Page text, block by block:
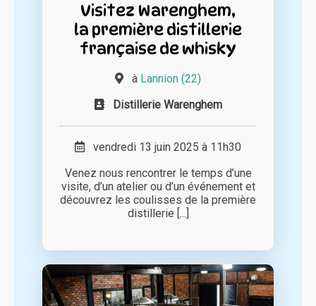
Visitez Warenghem,
la première distillerie
française de whisky
à Lannion (22)
Distillerie Warenghem
vendredi 13 juin 2025 à 11h30
Venez nous rencontrer le temps d’une
visite, d’un atelier ou d’un événement et
découvrez les coulisses de la première
distillerie [...]